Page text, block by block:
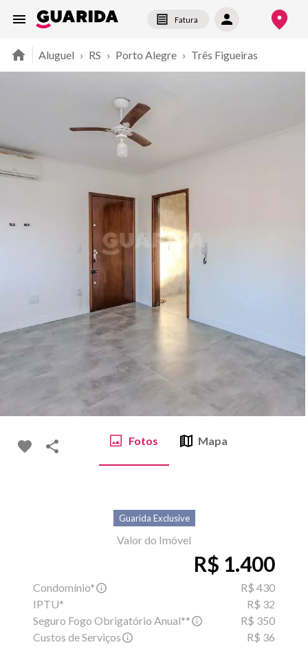
Fatura
Aluguel › RS › Porto Alegre › Três Figueiras
Fotos Mapa
Guarida Exclusive
Valor do Imóvel
R$ 1.400
Condomínio*
R$ 430
IPTU*
R$ 32
Seguro Fogo Obrigatório Anual**
R$ 350
Custos de Serviços
R$ 36